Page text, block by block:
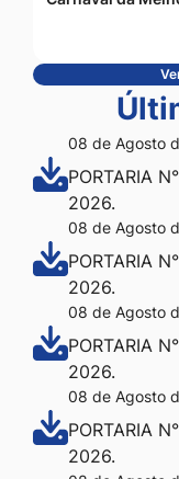
08 de Agosto
PORTARIA
2026.
08 de Agosto
PORTARIA
2026.
08 de Agosto
PORTARIA
2026.
08 de Agosto
PORTARIA
2026.